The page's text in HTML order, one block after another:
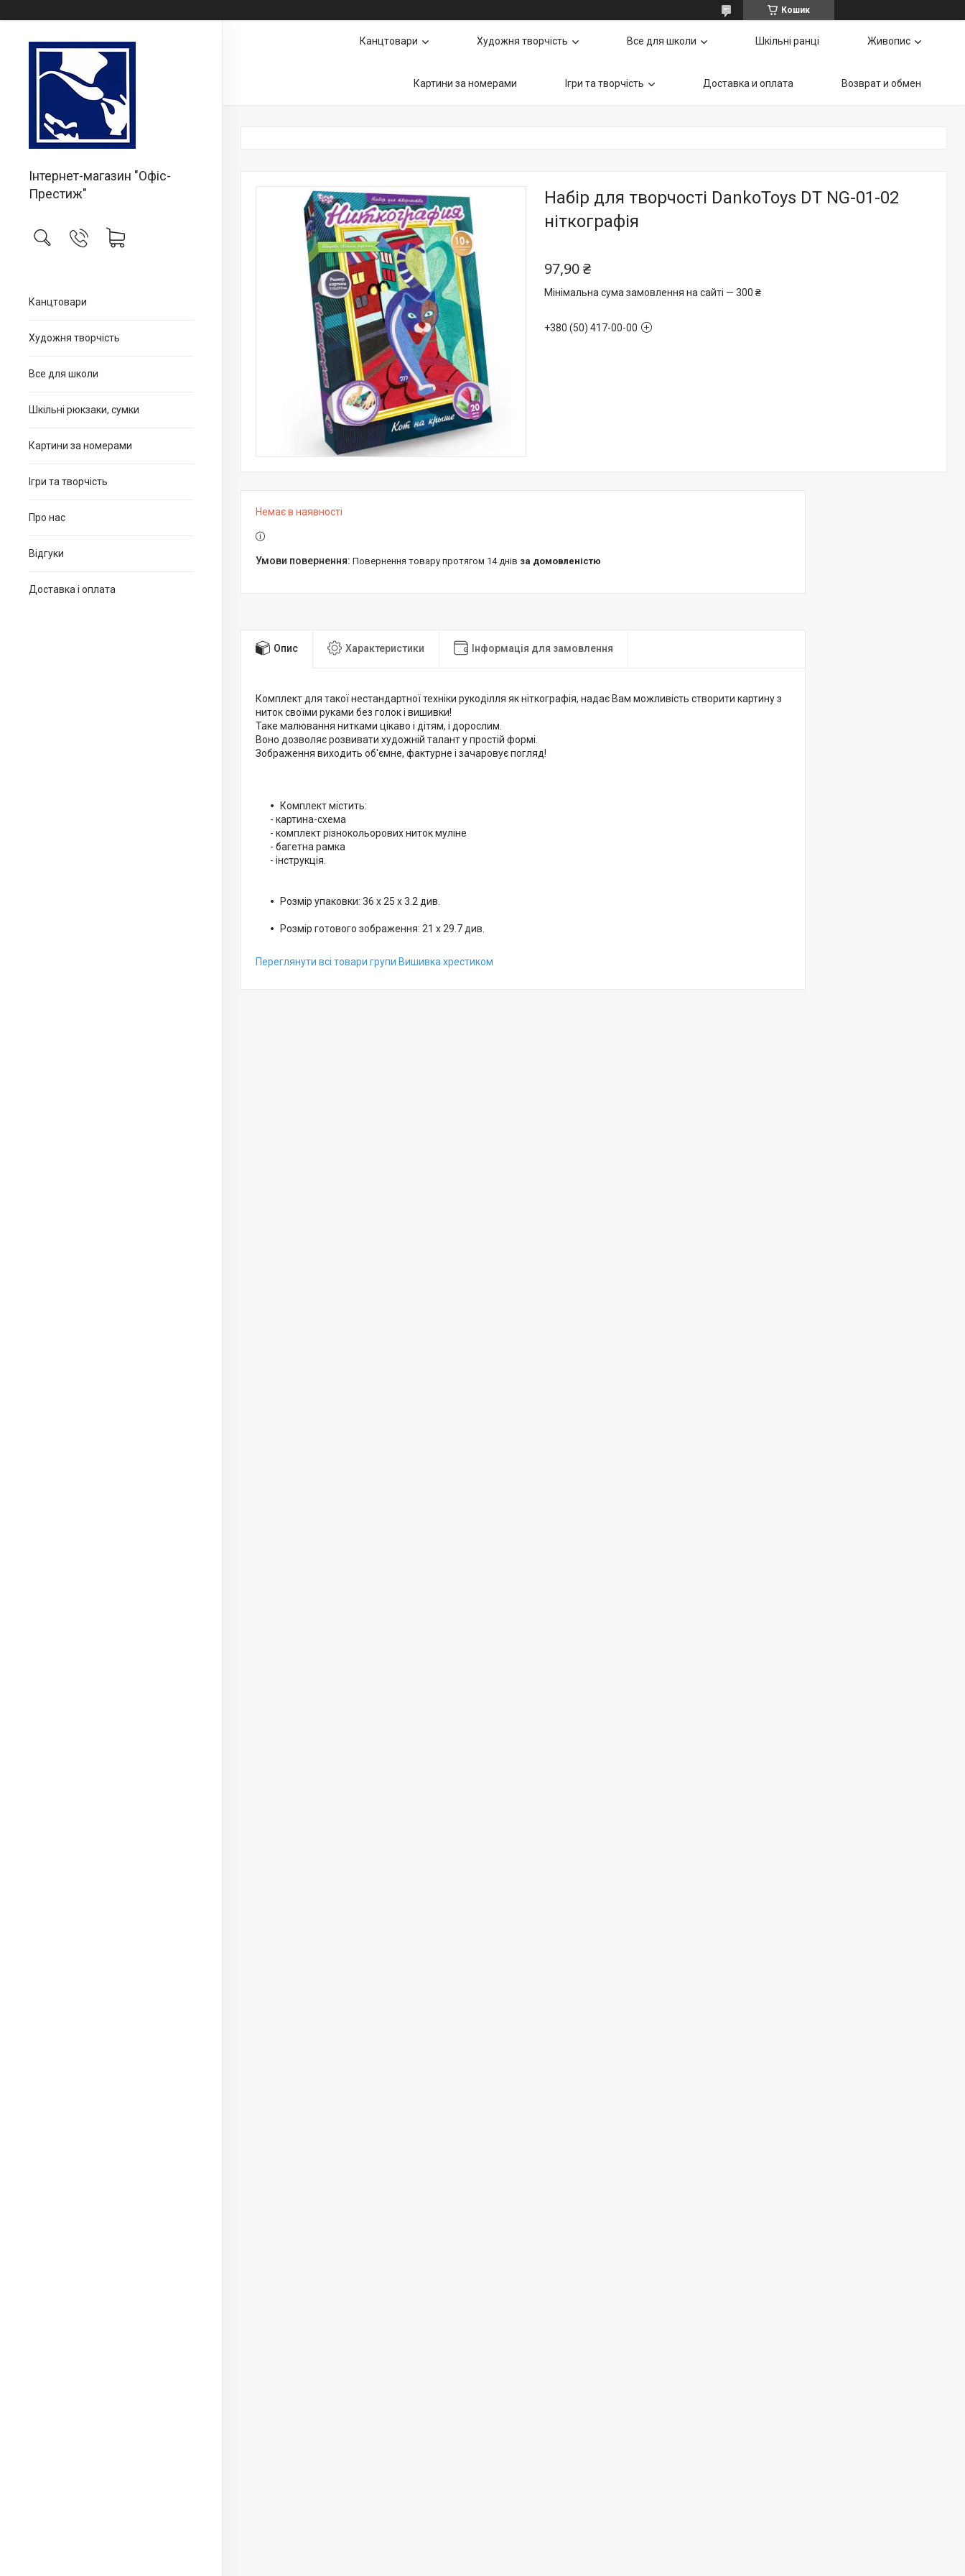
Кошик
Інтернет-магазин "Офіс-
Престиж"
Канцтовари
Художня творчість
Все для школи
Шкільні рюкзаки, сумки
Картини за номерами
Ігри та творчість
Про нас
Відгуки
Доставка і оплата
Канцтовари Художня творчість Все для школи Шкільні ранці Живопис
Картини за номерами Ігри та творчість Доставка и оплата Возврат и обмен
Набір для творчості DankoToys DT NG-01-02
ніткографія
97,90 ₴
Мінімальна сума замовлення на сайті — 300 ₴
+380 (50) 417-00-00
Немає в наявності
повернення товару протягом 14 днів за домовленістю
Опис Характеристики Інформація для замовлення
Комплект для такої нестандартної техніки рукоділля як ніткографія, надає Вам можливість створити картину з
ниток своїми руками без голок і вишивки!
Таке малювання нитками цікаво і дітям, і дорослим.
Воно дозволяє розвивати художній талант у простій формі.
Зображення виходить об'ємне, фактурне і зачаровує погляд!
Комплект містить:
- картина-схема
- комплект різнокольорових ниток муліне
- багетна рамка
- інструкція.
Розмір упаковки: 36 х 25 х 3.2 див.
Розмір готового зображення: 21 х 29.7 див.
Переглянути всі товари групи Вишивка хрестиком